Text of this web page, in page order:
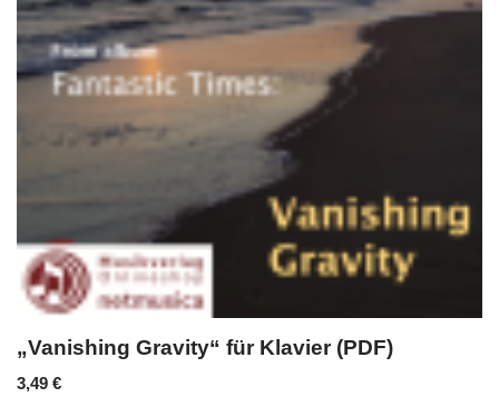
„Vanishing Gravity“ für Klavier (PDF)
3,49 €